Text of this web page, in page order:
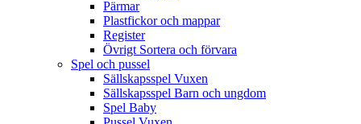
Pärmar
Plastfickor och mappar
Register
Övrigt Sortera och förvara
Spel och pussel
Sällskapsspel Vuxen
Sällskapsspel Barn och ungdom
Spel Baby